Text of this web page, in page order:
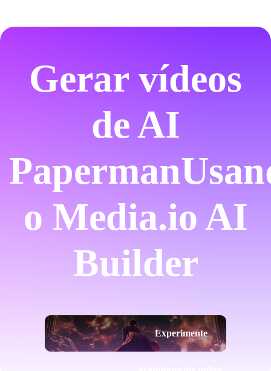
Gerar vídeos
de AI
Paperman
o Media.io AI
Builder
Experimente